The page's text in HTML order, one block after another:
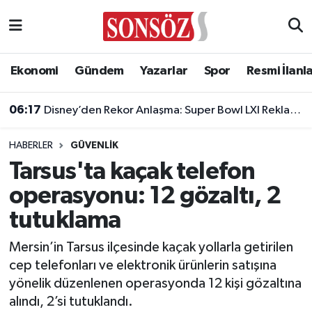
Ekonomi Gündem Yazarlar Spor Resmi
06:17 Disney’den Rekor Anlaşma: Super Bowl LXI Reklam Rekortmeni Oldu!
HABERLER GÜVENLIK
Tarsus'ta kaçak telefon
operasyonu: 12 gözaltı, 2
tutuklama
Mersin’in Tarsus ilçesinde kaçak yollarla getirilen
cep telefonları ve elektronik ürünlerin satışına
yönelik düzenlenen operasyonda 12 kişi gözaltına
alındı, 2’si tutuklandı.
Asayiş
Biyografi
Çevre
Diğer
Dünya
Eğitim
Ankara Nöbetçi Eczaneler
Ankara Trafik Yoğunluk Haritası
Süper Lig Puan Durumu ve Fikstür
Tüm Manşetler
Son Dakika Haberleri
Haber Arşivi